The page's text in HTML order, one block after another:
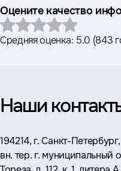
Оцените качество
Средняя оценка: 5.0 (843
Наши
Адрес:
194214, г. Санкт-Петербург,
вн. тер. г. муниципальный